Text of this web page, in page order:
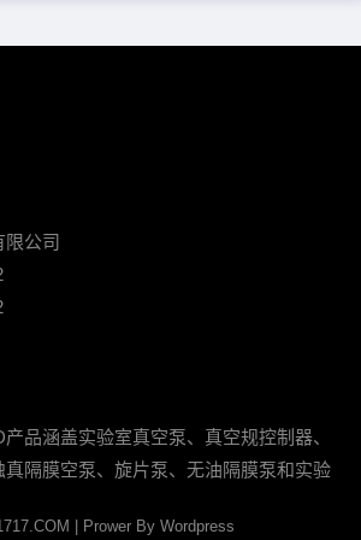
self-exclusion when plan……
限公司
品涵盖实验室真空泵、真空规控制器、
隔膜空泵、旋片泵、无油隔膜泵和实验
| Prower By Wordpress